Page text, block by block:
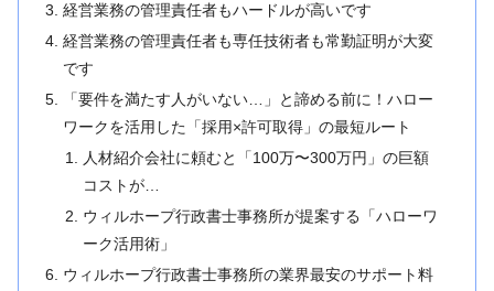
経営業務の管理責任者もハードルが高いです
経営業務の管理責任者も専任技術者も常勤証明が大変
です
「要件を満たす人がいない…」と諦める前に！ハロー
ワークを活用した「採用×許可取得」の最短ルート
人材紹介会社に頼むと「100万〜300万円」の巨額
コストが…
ウィルホープ行政書士事務所が提案する「ハローワ
ーク活用術」
ウィルホープ行政書士事務所の業界最安のサポート料